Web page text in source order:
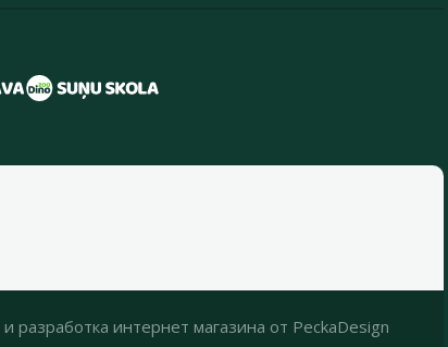
и разработка интернет магазина от PeckaDesign